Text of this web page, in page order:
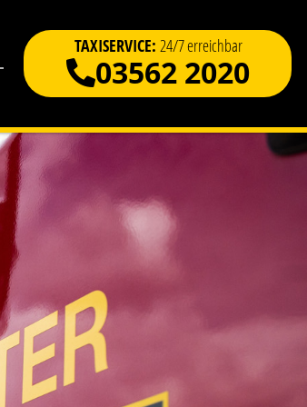
TAXISERVICE: 24/7 erreichbar
03562 2020